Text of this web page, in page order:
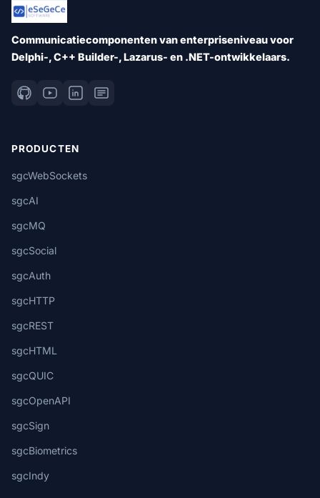
Communicatiecomponenten van enterpriseniveau voor
Delphi-, C++ Builder-, Lazarus- en .NET-ontwikkelaars.
PRODUCTEN
sgcWebSockets
sgcAI
sgcMQ
sgcSocial
sgcAuth
sgcHTTP
sgcREST
sgcHTML
sgcQUIC
sgcOpenAPI
sgcSign
sgcBiometrics
sgcIndy